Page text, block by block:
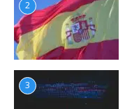
2
3